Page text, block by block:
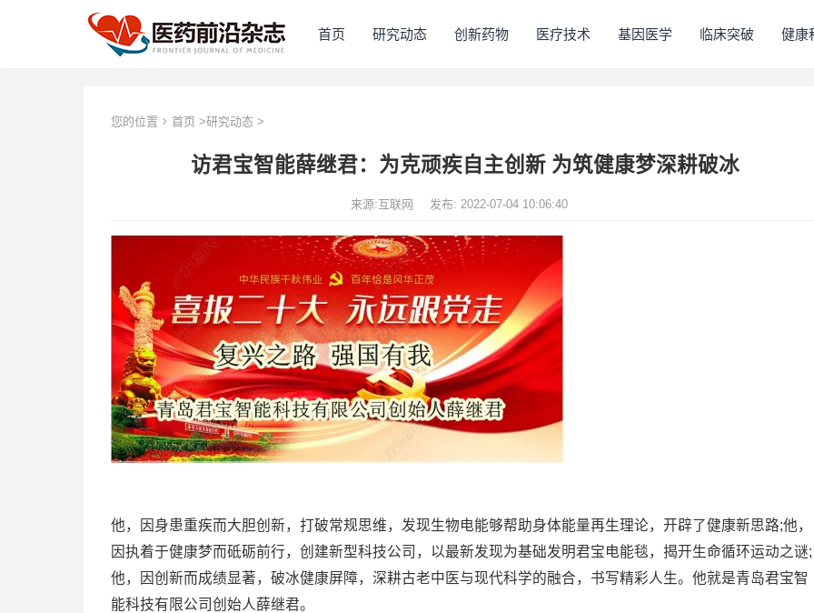
首页 研究动态 创新药物 医疗技术 基因医学 临床突破 健康
您的位置 首页 >研究动态 >
访君宝智能薛继君：为克顽疾自主创新 为筑健康梦深耕破冰
来源:互联网 发布: 2022-07-04 10:06:40
他，因身患重疾而大胆创新，打破常规思维，发现生物电能够帮助身体能量再生理论，开辟了健康新思路;他，
因执着于健康梦而砥砺前行，创建新型科技公司，以最新发现为基础发明君宝电能毯，揭开生命循环运动之谜;
他，因创新而成绩显著，破冰健康屏障，深耕古老中医与现代科学的融合，书写精彩人生。他就是青岛君宝智
能科技有限公司创始人薛继君。